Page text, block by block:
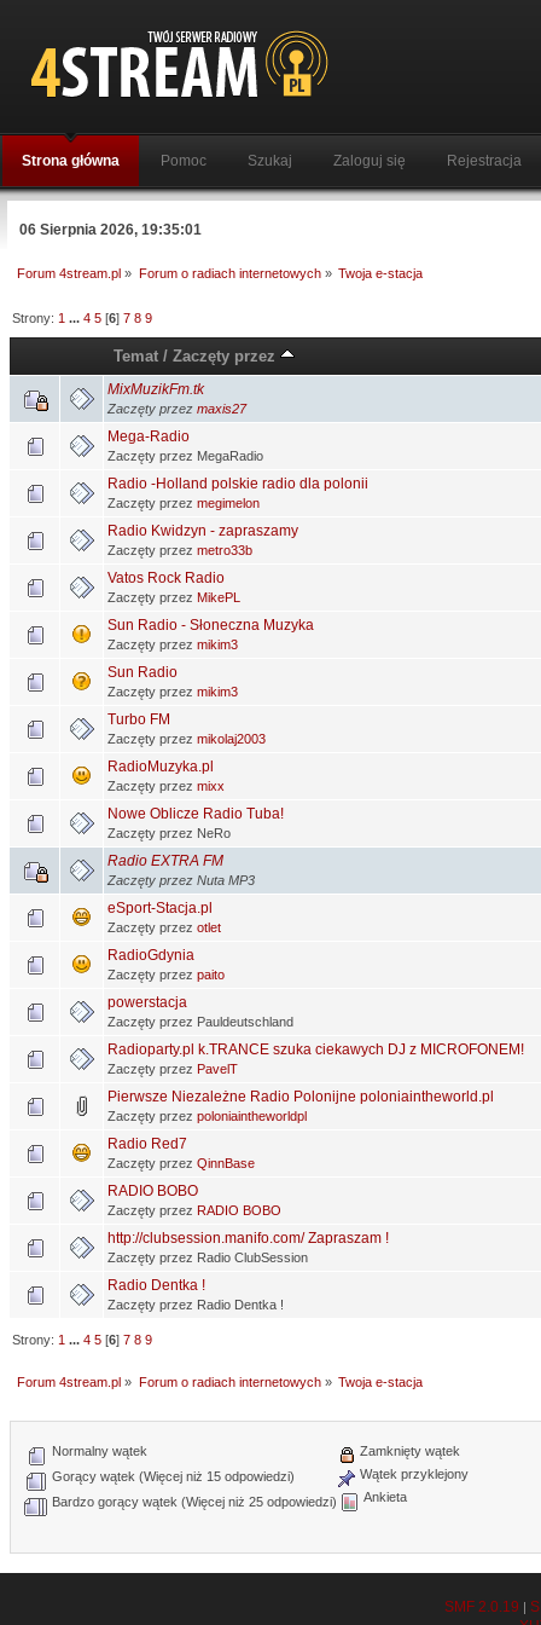
Strona główna Pomoc Szukaj Zaloguj się Rejestracja
06 Sierpnia 2026, 19:35:01
Forum 4stream.pl » Forum o radiach internetowych» Twoja e-stacja
Strony: 1 ...4 5 [6]7 8 9
Temat /Zaczęty przez
MixMuzikFm.tk
Zaczęty przez maxis27
Mega-Radio
Zaczęty przez MegaRadio
Radio -Holland polskie radio dla polonii
Zaczęty przez megimelon
Radio Kwidzyn - zapraszamy
Zaczęty przez metro33b
Vatos Rock Radio
Zaczęty przez MikePL
Sun Radio - Słoneczna Muzyka
Zaczęty przez mikim3
Sun Radio
Zaczęty przez mikim3
Turbo FM
Zaczęty przez mikolaj2003
RadioMuzyka.pl
Zaczęty przez mixx
Nowe Oblicze Radio Tuba!
Zaczęty przez NeRo
Radio EXTRA FM
Zaczęty przez Nuta MP3
eSport-Stacja.pl
Zaczęty przez otlet
RadioGdynia
Zaczęty przez paito
powerstacja
Zaczęty przez Pauldeutschland
Radioparty.pl k.TRANCE szuka ciekawych DJ z MICROFONEM!
Zaczęty przez PavelT
Pierwsze Niezależne Radio Polonijne poloniaintheworld.pl
Zaczęty przez poloniaintheworldpl
Radio Red7
Zaczęty przez QinnBase
RADIO BOBO
Zaczęty przez RADIO BOBO
http://clubsession.manifo.com/ Zapraszam !
Zaczęty przez Radio ClubSession
Radio Dentka !
Zaczęty przez Radio Dentka !
Strony: 1 ...4 5 [6]7 8 9
Forum 4stream.pl » Forum o radiach internetowych» Twoja e-stacja
Normalny wątek
Gorący wątek (Więcej niż 15 odpowiedzi)
Bardzo gorący wątek (Więcej niż 25 odpowiedzi)
Zamknięty wątek
Wątek przyklejony
Ankieta
SMF 2.0.19 |